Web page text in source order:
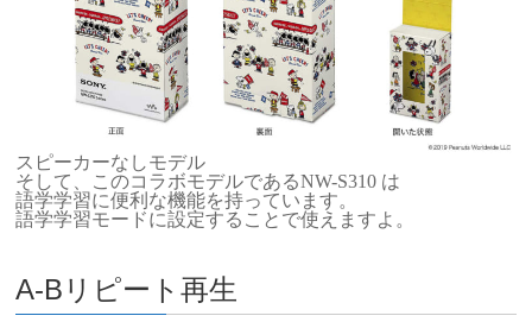
スピーカーなしモデル
そして、このコラボモデルであるNW-S310 は
語学学習に便利な機能を持っています。
語学学習モードに設定することで使えますよ。
A-Bリピート再生